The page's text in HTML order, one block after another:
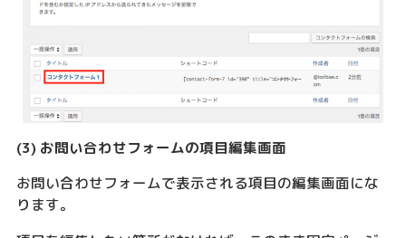
(3) お問い合わせフォームの項目編集画面
お問い合わせフォームで表示される項目の編集画面にな
ります。